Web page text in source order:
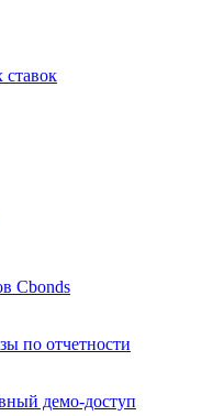
Cbonds
по отчетности
демо-доступ